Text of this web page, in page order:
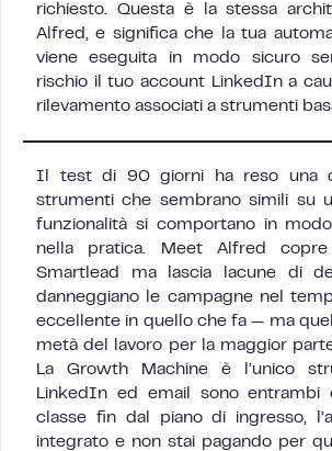
richiesto. Questa è la stessa
Alfred, e significa che la tua
viene eseguita in modo sicuro
rischio il tuo account LinkedIn a
rilevamento associati a strumenti
Il test di 90 giorni ha reso una
strumenti che sembrano simili su
funzionalità si comportano in
nella pratica. Meet Alfred
Smartlead ma lascia lacune di
danneggiano le campagne nel
eccellente in quello che fa — ma
metà del lavoro per la maggior
La Growth Machine è l’unico
LinkedIn ed email sono entrambi
classe fin dal piano di ingresso,
integrato e non stai pagando per